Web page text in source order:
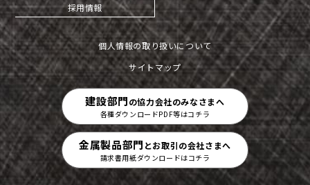
採用情報
個人情報の取り扱いについて
サイトマップ
建設部門の協力会社のみなさまへ
各種ダウンロードPDF等はコチラ
金属製品部門 とお取引の会社さまへ
請求書用紙ダウンロードはコチラ